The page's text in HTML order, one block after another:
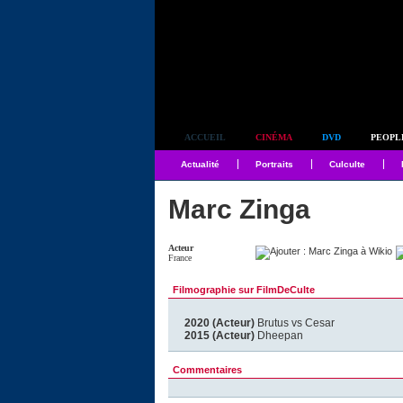
ACCUEIL CINÉMA DVD
Actualité Portraits Culculte
Marc Zinga
Acteur
France
Filmographie sur FilmDeCulte
2020 (Acteur) Brutus vs Cesar
2015 (Acteur) Dheepan
Commentaires